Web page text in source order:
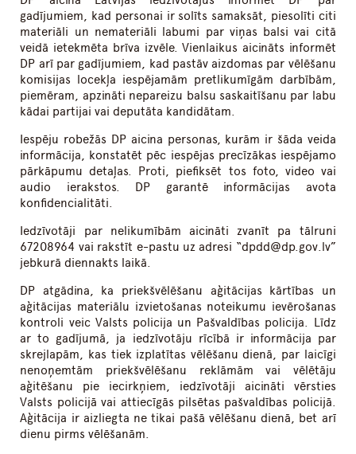
gadījumiem, kad personai ir solīts samaksāt, piesolīti citi
materiāli un nemateriāli labumi par viņas balsi vai citā
veidā ietekmēta brīva izvēle. Vienlaikus aicināts informēt
DP arī par gadījumiem, kad pastāv aizdomas par vēlēšanu
komisijas locekļa iespējamām pretlikumīgām darbībām,
piemēram, apzināti nepareizu balsu saskaitīšanu par labu
kādai partijai vai deputāta kandidātam.
Iespēju robežās DP aicina personas, kurām ir šāda veida
informācija, konstatēt pēc iespējas precīzākas iespējamo
pārkāpumu detaļas. Proti, piefiksēt tos foto, video vai
audio ierakstos. DP garantē informācijas avota
konfidencialitāti.
Iedzīvotāji par nelikumībām aicināti zvanīt pa tālruni
67208964 vai rakstīt e-pastu uz adresi “dpdd@dp.gov.lv”
jebkurā diennakts laikā.
DP atgādina, ka priekšvēlēšanu aģitācijas kārtības un
aģitācijas materiālu izvietošanas noteikumu ievērošanas
kontroli veic Valsts policija un Pašvaldības policija. Līdz
ar to gadījumā, ja iedzīvotāju rīcībā ir informācija par
skrejlapām, kas tiek izplatītas vēlēšanu dienā, par laicīgi
nenoņemtām priekšvēlēšanu reklāmām vai vēlētāju
aģitēšanu pie iecirkņiem, iedzīvotāji aicināti vērsties
Valsts policijā vai attiecīgās pilsētas pašvaldības policijā.
Aģitācija ir aizliegta ne tikai pašā vēlēšanu dienā, bet arī
dienu pirms vēlēšanām.